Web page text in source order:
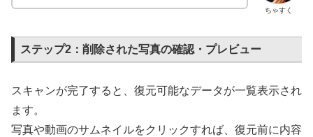
ちゃすく
ステップ2：削除された写真の確認・プレビュー
スキャンが完了すると、復元可能なデータが一覧表示され
ます。
写真や動画のサムネイルをクリックすれば、復元前に内容